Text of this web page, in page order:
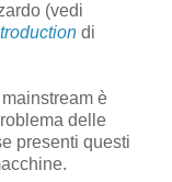
(vedi
di
è
delle
presenti questi